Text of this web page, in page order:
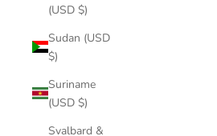
(USD $)
Sudan (USD
$)
Suriname
(USD $)
Svalbard &